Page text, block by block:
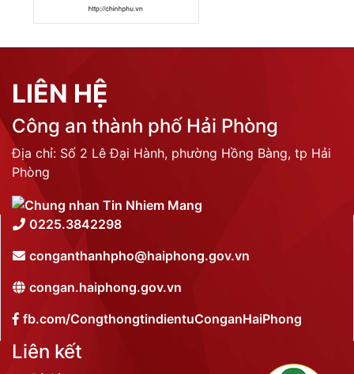
LIÊN HỆ
Công an thành phố Hải Phòng
Địa chỉ: Số 2 Lê Đại Hành, phường Hồng Bàng, tp Hải
Phòng
0225.3842298
conganthanhpho@haiphong.gov.vn
congan.haiphong.gov.vn
fb.com/CongthongtindientuConganHaiPhong
Liên kết